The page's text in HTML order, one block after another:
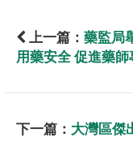
上一篇： 藥監局
用藥安全 促進藥
下一篇： 大灣區傑